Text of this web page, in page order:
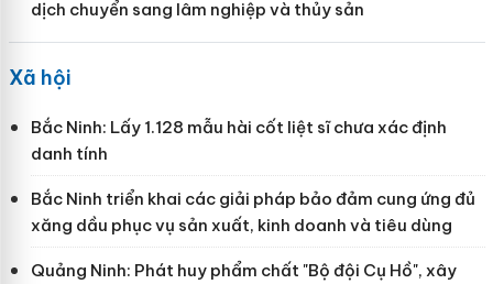
dịch chuyển sang lâm nghiệp và thủy sản
Xã hội
Bắc Ninh: Lấy 1.128 mẫu hài cốt liệt sĩ chưa xác định
danh tính
Bắc Ninh triển khai các giải pháp bảo đảm cung ứng đủ
xăng dầu phục vụ sản xuất, kinh doanh và tiêu dùng
Quảng Ninh: Phát huy phẩm chất "Bộ đội Cụ Hồ", xây